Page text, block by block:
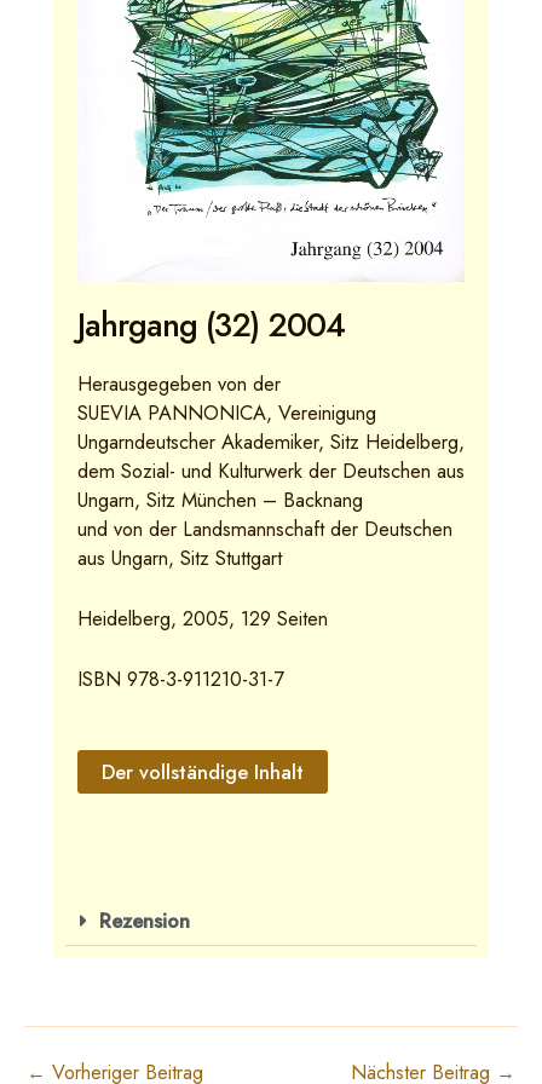
Jahrgang (32) 2004
Herausgegeben von der
SUEVIA PANNONICA, Vereinigung
Ungarndeutscher Akademiker, Sitz Heidelberg,
dem Sozial- und Kulturwerk der Deutschen aus
Ungarn, Sitz München – Backnang
und von der Landsmannschaft der Deutschen
aus Ungarn, Sitz Stuttgart
Heidelberg, 2005, 129 Seiten
ISBN 978-3-911210-31-7
Der vollständige Inhalt
Rezension
← Vorheriger Beitrag Nächster Beitrag →